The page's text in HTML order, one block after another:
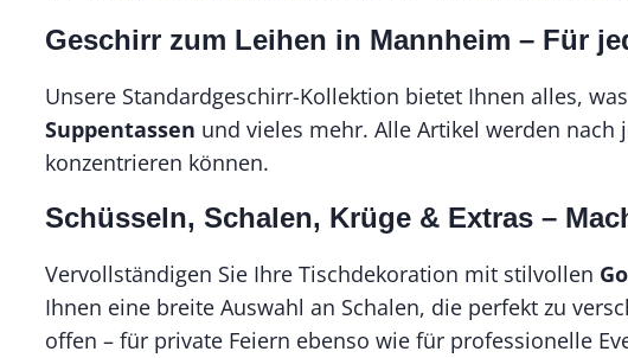
Geschirr zum Leihen in Mannheim – Für
Unsere Standardgeschirr-Kollektion bietet Ihnen alles,
Suppentassen und vieles mehr. Alle Artikel werden
konzentrieren können.
Schüsseln, Schalen, Krüge & Extras –
Vervollständigen Sie Ihre Tischdekoration mit stilvollen
Ihnen eine breite Auswahl an Schalen, die perfekt zu
offen – für private Feiern ebenso wie für professionelle